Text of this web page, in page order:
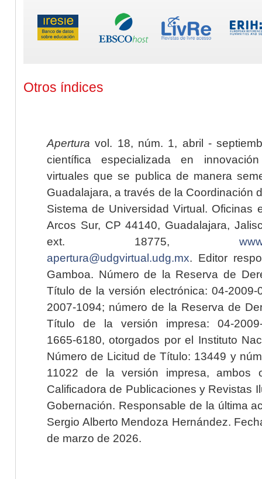
Otros índices
Apertura vol. 18, núm. 1, abril -
científica especializada en
virtuales que se publica de manera
Guadalajara, a través de la Coordinación
Sistema de Universidad Virtual. Oficinas
Arcos Sur, CP 44140, Guadalajara,
ext. 18775,
apertura@udgvirtual.udg.mx. Editor
Gamboa. Número de la Reserva de
Título de la versión electrónica: 04-2009-
2007-1094; número de la Reserva de
Título de la versión impresa: 04-2009-
1665-6180, otorgados por el Instituto
Número de Licitud de Título: 13449 y
11022 de la versión impresa, ambos
Calificadora de Publicaciones y Revistas
Gobernación. Responsable de la última
Sergio Alberto Mendoza Hernández.
de marzo de 2026.